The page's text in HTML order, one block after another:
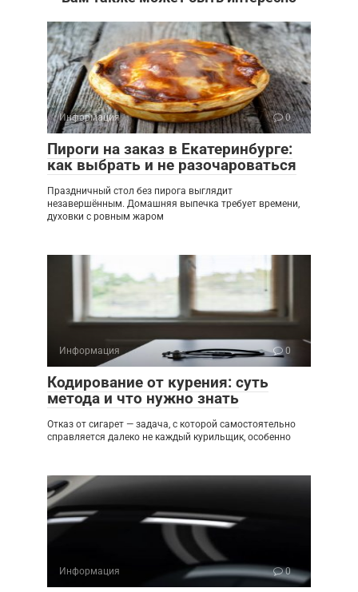
Информация 0
Пироги на заказ в Екатеринбурге:
как выбрать и не разочароваться
Праздничный стол без пирога выглядит
незавершённым. Домашняя выпечка требует времени,
духовки с ровным жаром
Информация 0
Кодирование от курения: суть
метода и что нужно знать
Отказ от сигарет — задача, с которой самостоятельно
справляется далеко не каждый курильщик, особенно
Информация 0